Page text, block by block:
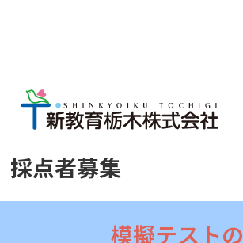
採点者募集
模擬テストの